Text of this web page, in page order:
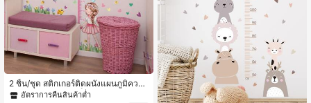
2 ชิ้น/ชุด สติกเกอร์ติดผนังแผนภูมิควา
มสูงสร้างสรรค์ของเด็กหญิงสีชมพูพร้อม
อัตราการคืนสินค้าต่ำ